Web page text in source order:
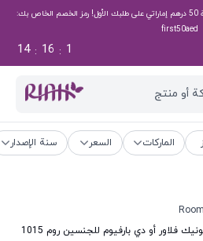
خصم 40% على العطور + خصم إضافي بقيمة 50 درهم إماراتي على طلبك الأول! رمز الخصم الخاص بك:
first50aed
0
:
16
:
14
أو منتج
الماركات السعر سنة الإصدار
فلاور أو دي بارفيوم للجنسين روم 1015